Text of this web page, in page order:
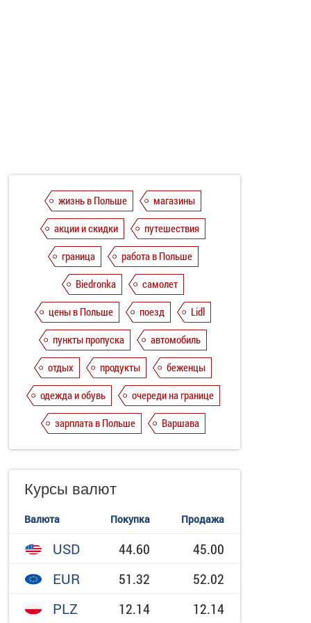
жизнь в Польше
магазины
акции и скидки
путешествия
граница
работа в Польше
Biedronka
самолет
цены в Польше
поезд
Lidl
пункты пропуска
автомобиль
отдых
продукты
беженцы
одежда и обувь
очереди на границе
зарплата в Польше
Варшава
Курсы валют
Валюта Покупка Продажа
USD 44.60
45.00
EUR
51.32
52.02
PLZ
12.14 12.14